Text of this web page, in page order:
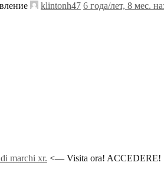
klintonh47 6 года/лет, 8 мес.
marchi xr. <— Visita ora! ACCEDERE!